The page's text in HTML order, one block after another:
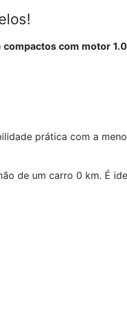
com motor
prática com a
de um carro 0 km. É